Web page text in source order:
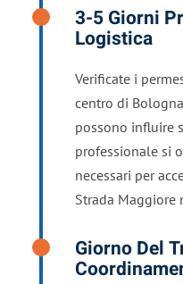
3-5 Giorni
Logistica
Verificate i
centro di
possono influire
professionale si
necessari per
Strada Maggiore
Giorno Del